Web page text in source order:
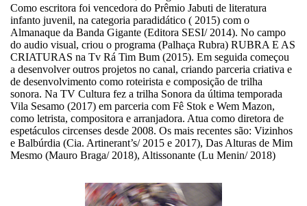
Como escritora foi vencedora do Prêmio Jabuti de literatura
infanto juvenil, na categoria paradidático ( 2015) com o
Almanaque da Banda Gigante (Editora SESI/ 2014). No campo
do audio visual, criou o programa (Palhaça Rubra) RUBRA E AS
CRIATURAS na Tv Rá Tim Bum (2015). Em seguida começou
a desenvolver outros projetos no canal, criando parceria criativa e
de desenvolvimento como roteirista e composição de trilha
sonora. Na TV Cultura fez a trilha Sonora da última temporada
Vila Sesamo (2017) em parceria com Fê Stok e Wem Mazon,
como letrista, compositora e arranjadora. Atua como diretora de
espetáculos circenses desde 2008. Os mais recentes são: Vizinhos
e Balbúrdia (Cia. Artinerant’s/ 2015 e 2017), Das Alturas de Mim
Mesmo (Mauro Braga/ 2018), Altissonante (Lu Menin/ 2018)